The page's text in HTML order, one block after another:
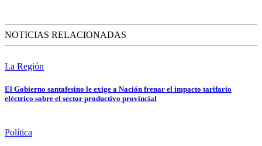
NOTICIAS RELACIONADAS
La Región
El Gobierno santafesino le exige a Nación frenar el impacto tarifario
eléctrico sobre el sector productivo provincial
Política